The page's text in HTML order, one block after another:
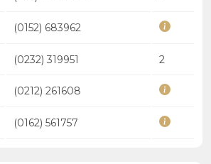
(0152) 683962
(0232) 319951 2
(0212) 261608
(0162) 561757